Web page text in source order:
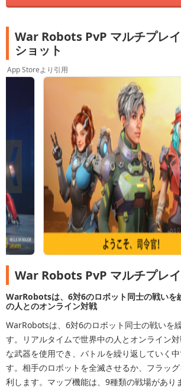
War Robots PvP マルチプレ
ショット
App Storeより引用
War Robots PvP マルチプレ
WarRobotsは、6対6のロボット同士の戦いを
の人とのオンライン対戦
WarRobotsは、6対6のロボット同士の戦いを
す。リアルタイムで世界中の人とオンライン
な武器を使用でき、バトルを繰り返していく
す。相手のロボットを全滅させるか、フラッ
利します。マップ機能は、9種類の戦場があり